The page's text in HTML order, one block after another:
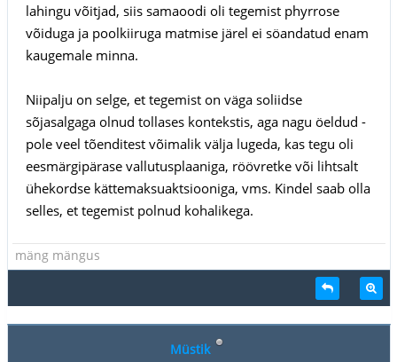
lahingu võitjad, siis samaoodi oli tegemist phyrrose
võiduga ja poolkiiruga matmise järel ei söandatud enam
kaugemale minna.
Niipalju on selge, et tegemist on väga soliidse
sõjasalgaga olnud tollases kontekstis, aga nagu öeldud -
pole veel tõenditest võimalik välja lugeda, kas tegu oli
eesmärgipärase vallutusplaaniga, röövretke või lihtsalt
ühekordse kättemaksuaktsiooniga, vms. Kindel saab olla
selles, et tegemist polnud kohalikega.
mäng mängus
Müstik